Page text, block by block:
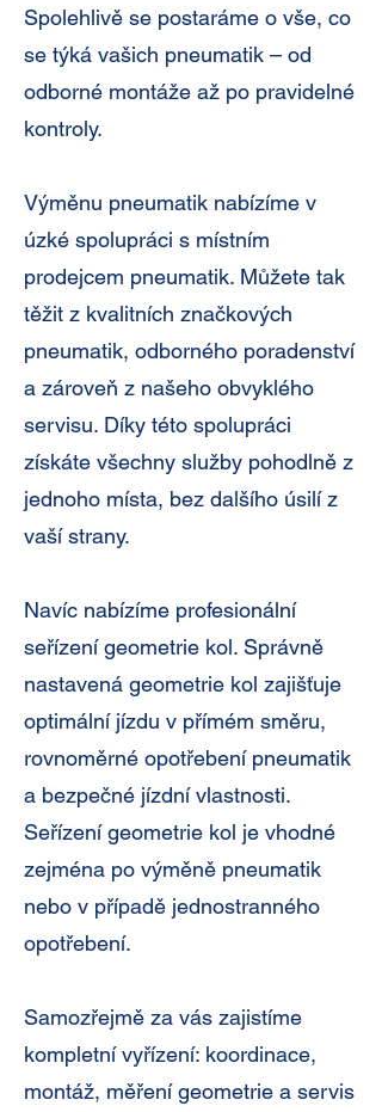
Spolehlivě se postaráme o vše, co
se týká vašich pneumatik – od
odborné montáže až po pravidelné
kontroly.
Výměnu pneumatik nabízíme v
úzké spolupráci s místním
prodejcem pneumatik. Můžete tak
těžit z kvalitních značkových
pneumatik, odborného poradenství
a zároveň z našeho obvyklého
servisu. Díky této spolupráci
získáte všechny služby pohodlně z
jednoho místa, bez dalšího úsilí z
vaší strany.
Navíc nabízíme profesionální
seřízení geometrie kol. Správně
nastavená geometrie kol zajišťuje
optimální jízdu v přímém směru,
rovnoměrné opotřebení pneumatik
a bezpečné jízdní vlastnosti.
Seřízení geometrie kol je vhodné
zejména po výměně pneumatik
nebo v případě jednostranného
opotřebení.
Samozřejmě za vás zajistíme
kompletní vyřízení: koordinace,
montáž, měření geometrie a servis